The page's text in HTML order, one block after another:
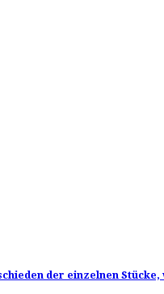
der einzelnen